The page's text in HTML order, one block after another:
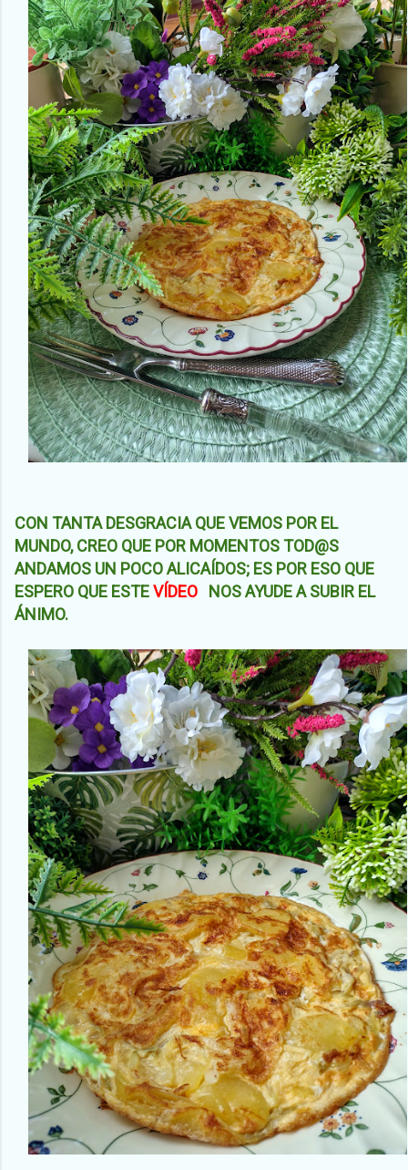
CON TANTA DESGRACIA QUE VEMOS POR EL
MUNDO, CREO QUE POR MOMENTOS TOD@S
ANDAMOS UN POCO ALICAÍDOS; ES POR ESO QUE
ESPERO QUE ESTEVÍDEO
NOS AYUDE A SUBIR EL
ÁNIMO.